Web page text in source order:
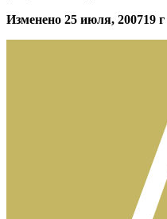
Изменено 25 июля, 200719 г